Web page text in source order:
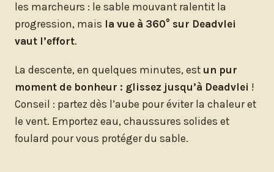
les marcheurs : le sable mouvant ralentit la
progression, mais la vue à 360° sur Deadvlei
vaut l’effort.
La descente, en quelques minutes, est un pur
moment de bonheur : glissez jusqu’à Deadvlei !
Conseil : partez dès l’aube pour éviter la chaleur et
le vent. Emportez eau, chaussures solides et
foulard pour vous protéger du sable.